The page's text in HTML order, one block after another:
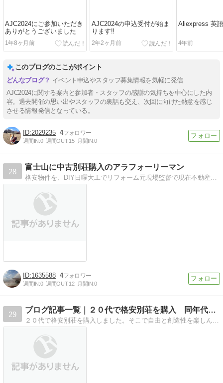
AJC2024にご参加いただき
ありがとうございました
1年8ヶ月前
AJC2024の申込受付が始ま
ります‼️
2年2ヶ月前
Aliexpress 英
4年前
このブログのここがポイント
イベント申込やスタッフ募集情報を気軽に発信
AJC2024に関する案内と参加者・スタッフの感謝の気持ちを中心にした内
容。過去開催の思い出やスタッフの裏話も交え、次回に向けた熱意を感じ
させる情報発信となっている。
2029235 4
週間IN:0 週間OUT:15 月間IN:0
28
富士山に中古別荘購入のアラフォーリーマン
1635588 4
週間IN:0 週間OUT:12 月間IN:0
29
ブログ記事一覧｜２０代で格安別荘を購入 同年代とちょっと変…